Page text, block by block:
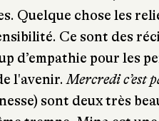
Quelque chose les
Ce sont des
d’empathie pour les
l'avenir.Mercredi c’est
sont deux très